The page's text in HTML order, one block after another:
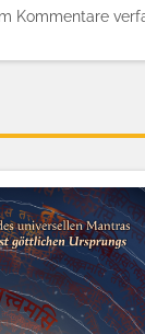
Kommentare